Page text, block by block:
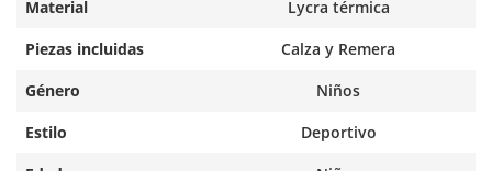
Material
Lycra térmica
Piezas incluidas
Calza y Remera
Género
Niños
Estilo
Deportivo